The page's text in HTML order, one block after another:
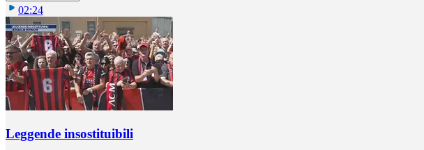
02:24
Leggende insostituibili